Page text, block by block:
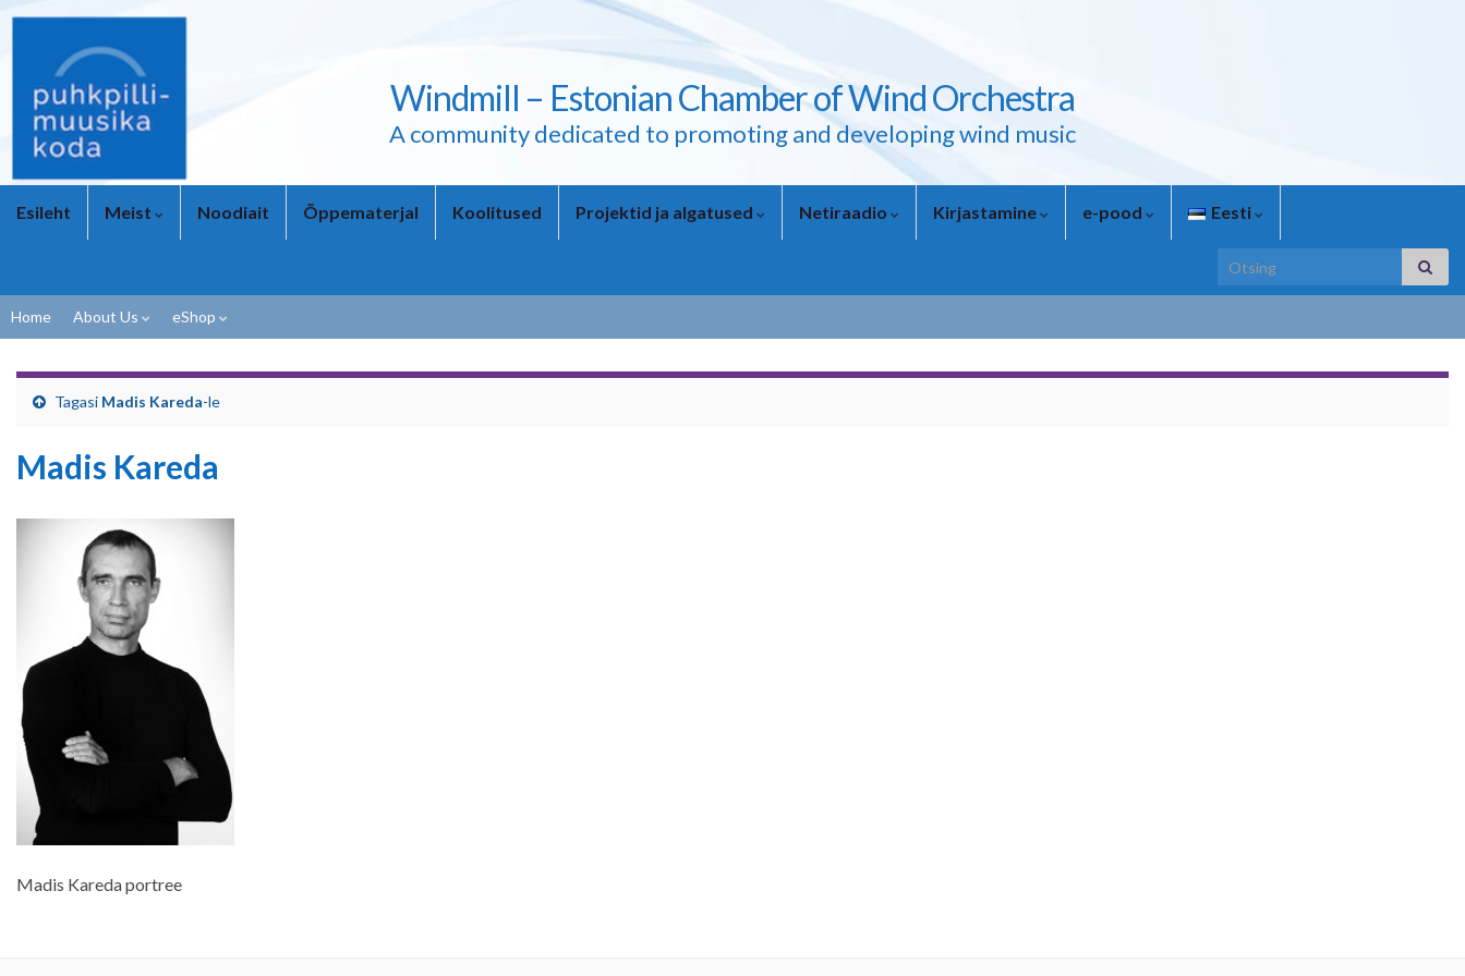
Windmill – Estonian Chamber of Wind Orchestra
A community dedicated to promoting and developing wind music
Esileht Meist Noodiait Õppematerjal Koolitused Projektid ja algatused Netiraadio Kirjastamine e-pood Eesti
Search for:
Home About Us eShop
Tagasi Madis Kareda-le
Madis Kareda
Madis Kareda portree